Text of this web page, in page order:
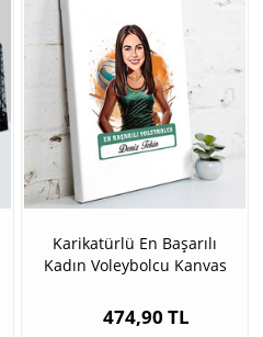
Karikatürlü En Başarılı
Kadın Voleybolcu Kanvas
474,90 TL